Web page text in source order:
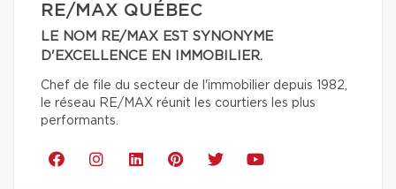
RE/MAX QUÉBEC
LE NOM RE/MAX EST SYNONYME
D'EXCELLENCE EN IMMOBILIER.
Chef de file du secteur de l'immobilier depuis 1982,
le réseau RE/MAX réunit les courtiers les plus
performants.